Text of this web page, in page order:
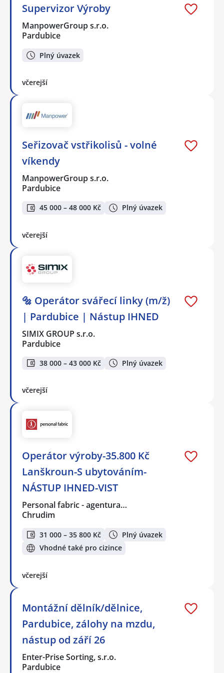
Supervizor Výroby
ManpowerGroup s.r.o.
Pardubice
Plný úvazek
včerejší
Seřizovač vstřikolisů - volné
víkendy
ManpowerGroup s.r.o.
Pardubice
45 000 – 48 000 Kč Plný úvazek
včerejší
🔩 Operátor svářecí linky (m/ž)
| Pardubice | Nástup IHNED
SIMIX GROUP s.r.o.
Pardubice
38 000 – 43 000 Kč Plný úvazek
včerejší
Operátor výroby-35.800 Kč
Lanškroun-S ubytováním-
NÁSTUP IHNED-VIST
Personal fabric - agentura…
Chrudim
31 000 – 35 800 Kč
Plný úvazek
Vhodné také pro cizince
včerejší
Montážní dělník/dělnice,
Pardubice, zálohy na mzdu,
nástup od září 26
Enter-Prise Sorting, s.r.o.
Pardubice